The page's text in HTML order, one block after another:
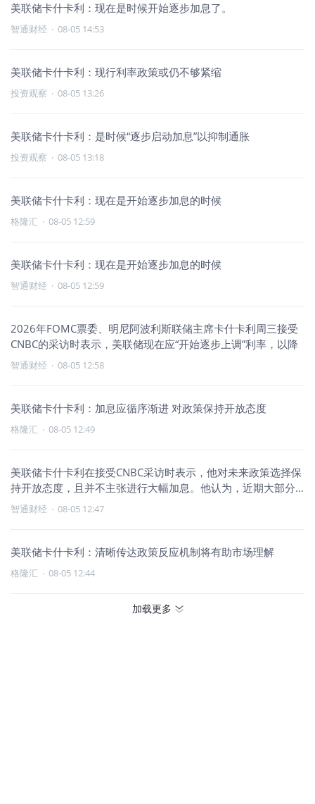
美联储卡什卡利：现在是时候开始逐步加息了。
智通财经 · 08-05 14:53
美联储卡什卡利：现行利率政策或仍不够紧缩
投资观察 · 08-05 13:26
美联储卡什卡利：是时候“逐步启动加息”以抑制通胀
投资观察 · 08-05 13:18
美联储卡什卡利：现在是开始逐步加息的时候
格隆汇 · 08-05 12:59
美联储卡什卡利：现在是开始逐步加息的时候
智通财经 · 08-05 12:59
2026年FOMC票委、明尼阿波利斯联储主席卡什卡利周三接受
CNBC的采访时表示，美联储现在应“开始逐步上调”利率，以降
智通财经 · 08-05 12:58
美联储卡什卡利：加息应循序渐进 对政策保持开放态度
格隆汇 · 08-05 12:49
美联储卡什卡利在接受CNBC采访时表示，他对未来政策选择保
持开放态度，且并不主张进行大幅加息。他认为，近期大部分
通胀来自
智通财经 · 08-05 12:47
美联储卡什卡利：清晰传达政策反应机制将有助市场理解
格隆汇 · 08-05 12:44
加载更多